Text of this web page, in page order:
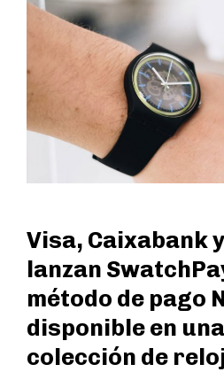
Visa, Caixabank y
lanzan
método de pago
disponible en
colección de